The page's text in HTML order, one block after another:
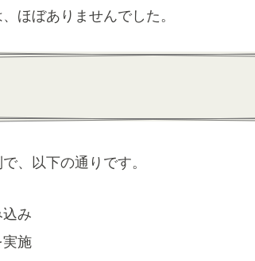
ほぼありませんでした。
、以下の通りです。
み
施